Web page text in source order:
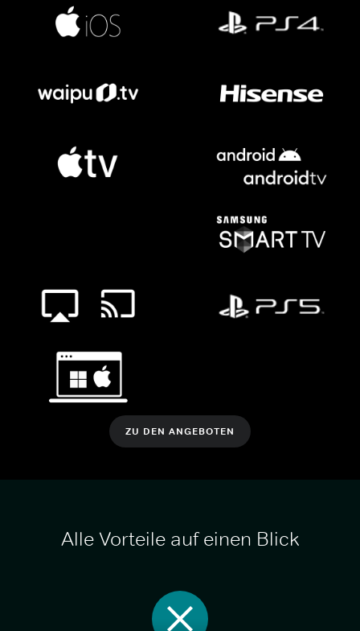
ZU DEN ANGEBOTEN
Alle Vorteile auf einen Blick